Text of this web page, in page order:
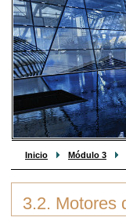
Inicio Módulo 3
3.2. Motores